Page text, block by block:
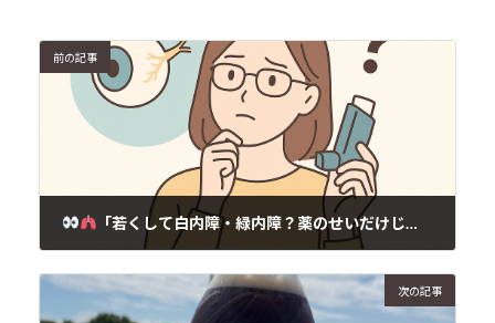
前の記事
「若くして白内障・緑内障？薬のせいだけじゃない」——“観自在”で自分を見つめることから始めませんか
次の記事